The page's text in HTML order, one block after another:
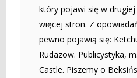
który pojawi się w
więcej stron. Z
pewno pojawią się:
Rudazow. Publicystyka,
Castle. Piszemy o